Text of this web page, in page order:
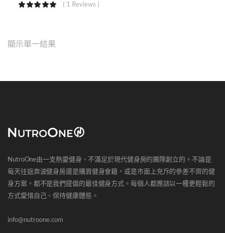
( 1 Reviews )
顯示單一結果
NutroOne由一支熱愛健身、不滿足於現代健身房的團隊創立的。不論是
每天往返奔波健身房還是購買健身會籍，或是市面上充斥的參差不齊的健
身方案，都不是我們提倡的最佳健身方式。每個人都應該以一種更輕鬆的
方式愛惜自己、保持健康體態。
info@nutroone.com